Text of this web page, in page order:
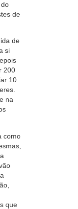
de
de
si
200
10
na
como
que